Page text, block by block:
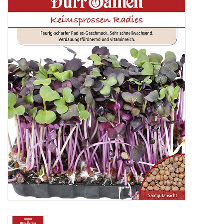
Geschenkideen
Katalog